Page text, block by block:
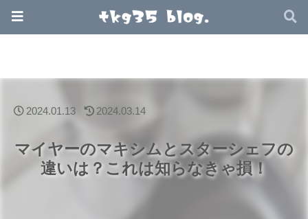
マイヤーのマキシムとスターシェフの
違いは？これは知らなきゃ損！
2024.01.13 2024.03.14